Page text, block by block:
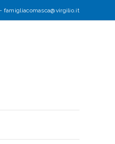
famigliacomasca@virgilio.it